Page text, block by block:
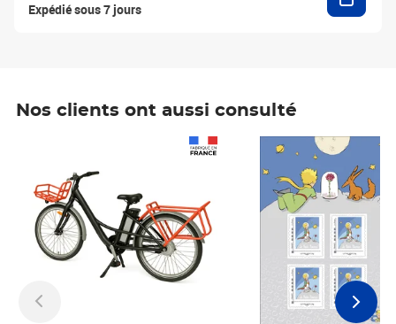
Expédié sous 7 jours
Nos clients ont aussi consulté
Prix 7,50€